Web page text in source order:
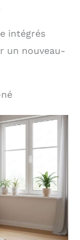
intégrés
un nouveau-